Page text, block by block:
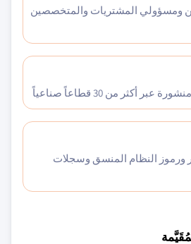
ومسؤولي المشتريات والمتخصصين
ورموز النظام المنسق وسجلات